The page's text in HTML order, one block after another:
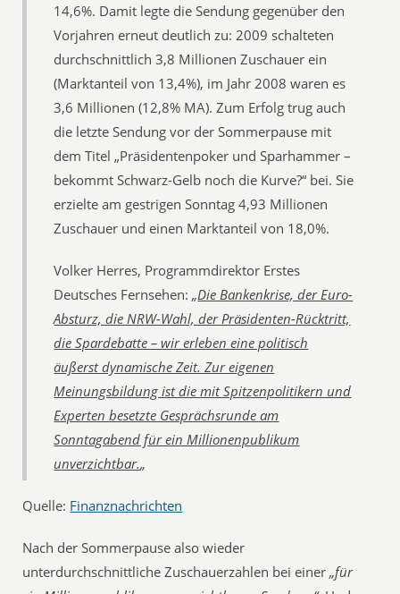
14,6%. Damit legte die Sendung gegenüber den
Vorjahren erneut deutlich zu: 2009 schalteten
durchschnittlich 3,8 Millionen Zuschauer ein
(Marktanteil von 13,4%), im Jahr 2008 waren es
3,6 Millionen (12,8% MA). Zum Erfolg trug auch
die letzte Sendung vor der Sommerpause mit
dem Titel „Präsidentenpoker und Sparhammer –
bekommt Schwarz-Gelb noch die Kurve?“ bei. Sie
erzielte am gestrigen Sonntag 4,93 Millionen
Zuschauer und einen Marktanteil von 18,0%.
Volker Herres, Programmdirektor Erstes
Deutsches Fernsehen:„Die Bankenkrise, der Euro-
Absturz, die NRW-Wahl, der Präsidenten-Rücktritt,
die Spardebatte – wir erleben eine politisch
äußerst dynamische Zeit. Zur eigenen
Meinungsbildung ist die mit Spitzenpolitikern und
Experten besetzte Gesprächsrunde am
Sonntagabend für ein Millionenpublikum
unverzichtbar.„
Quelle: Finanznachrichten
Nach der Sommerpause also wieder
unterdurchschnittliche Zuschauerzahlen bei einer„für